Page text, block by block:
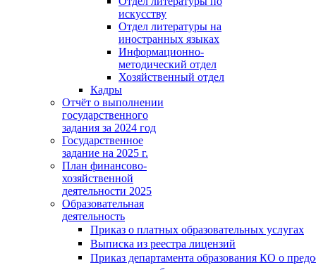
искусству
Отдел литературы на
иностранных языках
Информационно-
методический отдел
Хозяйственный отдел
Кадры
Отчёт о выполнении
государственного
задания за 2024 год
Государственное
задание на 2025 г.
План финансово-
хозяйственной
деятельности 2025
Образовательная
деятельность
Приказ о платных образовательных услугах
Выписка из реестра лицензий
Приказ департамента образования КО о